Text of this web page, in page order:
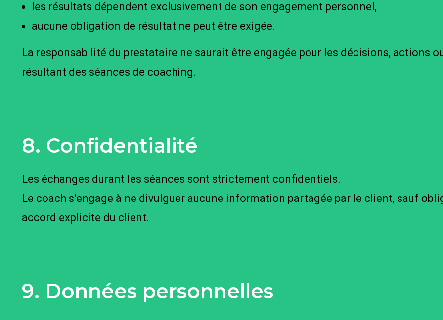
les résultats dépendent exclusivement de son engagement personnel,
aucune obligation de résultat ne peut être exigée.
La responsabilité du prestataire ne saurait être engagée pour les décisions, actions
résultant des séances de coaching.
8. Confidentialité
Les échanges durant les séances sont strictement confidentiels.
Le coach s’engage à ne divulguer aucune information partagée par le client, sauf
accord explicite du client.
9. Données personnelles